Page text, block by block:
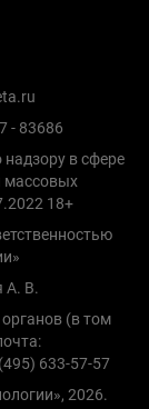
- 83686
в сфере
массовых
18+
А. В.
(в том
633-57-57
2026.